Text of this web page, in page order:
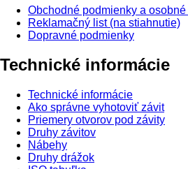
Obchodné podmienky a
Reklamačný list (na stiahnutie)
Dopravné podmienky
Technické informácie
Technické informácie
Ako správne vyhotoviť závit
Priemery otvorov pod závity
Druhy závitov
Nábehy
Druhy drážok